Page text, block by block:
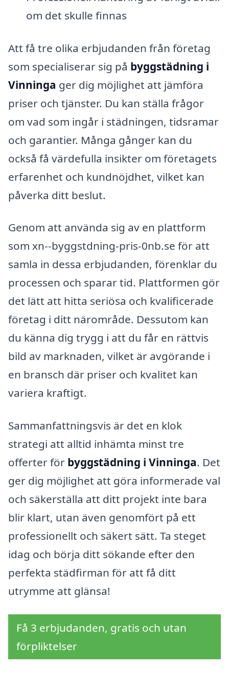
om det skulle finnas
Att få tre olika erbjudanden från företag
som specialiserar sig på byggstädning i
Vinninga ger dig möjlighet att jämföra
priser och tjänster. Du kan ställa frågor
om vad som ingår i städningen, tidsramar
och garantier. Många gånger kan du
också få värdefulla insikter om företagets
erfarenhet och kundnöjdhet, vilket kan
påverka ditt beslut.
Genom att använda sig av en plattform
som xn--byggstdning-pris-0nb.se för att
samla in dessa erbjudanden, förenklar du
processen och sparar tid. Plattformen gör
det lätt att hitta seriösa och kvalificerade
företag i ditt närområde. Dessutom kan
du känna dig trygg i att du får en rättvis
bild av marknaden, vilket är avgörande i
en bransch där priser och kvalitet kan
variera kraftigt.
Sammanfattningsvis är det en klok
strategi att alltid inhämta minst tre
offerter för byggstädning i Vinninga. Det
ger dig möjlighet att göra informerade val
och säkerställa att ditt projekt inte bara
blir klart, utan även genomfört på ett
professionellt och säkert sätt. Ta steget
idag och börja ditt sökande efter den
perfekta städfirman för att få ditt
utrymme att glänsa!
Få 3 erbjudanden, gratis och utan
förpliktelser